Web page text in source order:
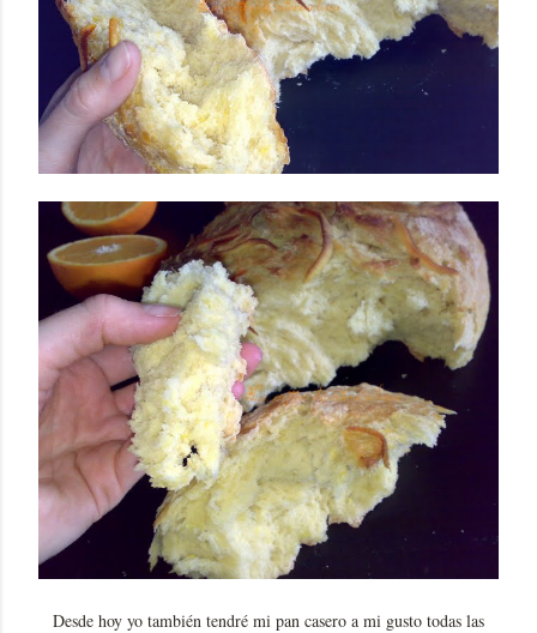
Desde hoy yo también tendré mi pan casero a mi gusto todas las